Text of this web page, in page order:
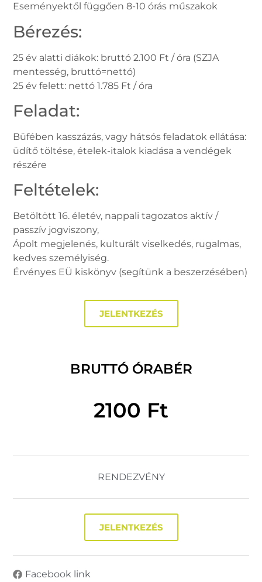
Eseményektől függően 8-10 órás műszakok
Bérezés:
25 év alatti diákok: bruttó 2.100 Ft / óra (SZJA
mentesség, bruttó=nettó)
25 év felett: nettó 1.785 Ft / óra
Feladat:
Büfében kasszázás, vagy hátsós feladatok ellátása:
üdítő töltése, ételek-italok kiadása a vendégek
részére
Feltételek:
Betöltött 16. életév, nappali tagozatos aktív /
passzív jogviszony,
Ápolt megjelenés, kulturált viselkedés, rugalmas,
kedves személyiség.
Érvényes EÜ kiskönyv (segítünk a beszerzésében)
JELENTKEZÉS
BRUTTÓ ÓRABÉR
2100 Ft
RENDEZVÉNY
JELENTKEZÉS
Facebook link